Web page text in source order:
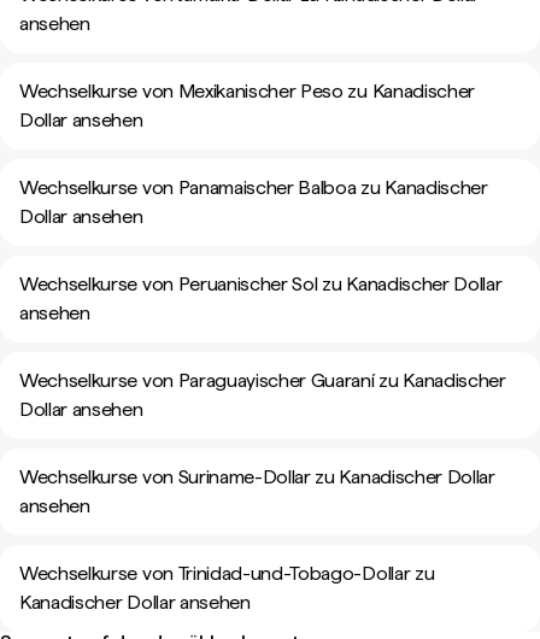
ansehen
Wechselkurse von Mexikanischer Peso zu Kanadischer
Dollar ansehen
Wechselkurse von Panamaischer Balboa zu Kanadischer
Dollar ansehen
Wechselkurse von Peruanischer Sol zu Kanadischer Dollar
ansehen
Wechselkurse von Paraguayischer Guaraní zu Kanadischer
Dollar ansehen
Wechselkurse von Suriname-Dollar zu Kanadischer Dollar
ansehen
Wechselkurse von Trinidad-und-Tobago-Dollar zu
Kanadischer Dollar ansehen